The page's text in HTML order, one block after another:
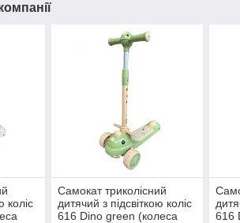
коліс
Самокат триколісний
дитячий з підсвіткою коліс
616 Dino green (колеса
616